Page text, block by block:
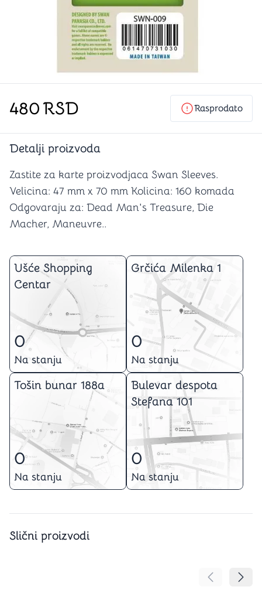
480RSD Rasprodato
Detalji proizvoda
Zastite za karte proizvodjaca Swan Sleeves.
Velicina: 47 mm x 70 mm Kolicina: 160 komada
Odgovaraju za: Dead Man's Treasure, Die
Macher, Maneuvre..
Ušće Shopping
Centar
0
Na stanju
Grčića Milenka 1
0
Na stanju
Tošin bunar 188a
0
Na stanju
Bulevar despota
Stefana 101
0
Na stanju
Slični proizvodi
Pomeranje